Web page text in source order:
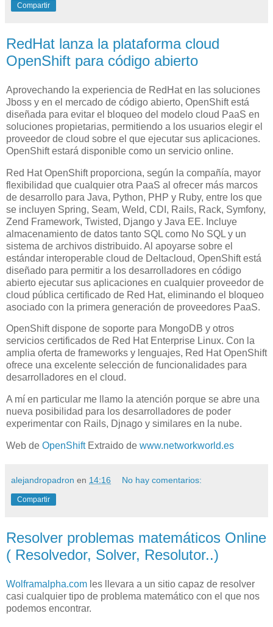
Compartir
RedHat lanza la plataforma cloud
OpenShift para código abierto
Aprovechando la experiencia de RedHat en las soluciones
Jboss y en el mercado de código abierto, OpenShift está
diseñada para evitar el bloqueo del modelo cloud PaaS en
soluciones propietarias, permitiendo a los usuarios elegir el
proveedor de cloud sobre el que ejecutar sus aplicaciones.
OpenShift estará disponible como un servicio online.
Red Hat OpenShift proporciona, según la compañía, mayor
flexibilidad que cualquier otra PaaS al ofrecer más marcos
de desarrollo para Java, Python, PHP y Ruby, entre los que
se incluyen Spring, Seam, Weld, CDI, Rails, Rack, Symfony,
Zend Framework, Twisted, Django y Java EE. Incluye
almacenamiento de datos tanto SQL como No SQL y un
sistema de archivos distribuido. Al apoyarse sobre el
estándar interoperable cloud de Deltacloud, OpenShift está
diseñado para permitir a los desarrolladores en código
abierto ejecutar sus aplicaciones en cualquier proveedor de
cloud pública certificado de Red Hat, eliminando el bloqueo
asociado con la primera generación de proveedores PaaS.
OpenShift dispone de soporte para MongoDB y otros
servicios certificados de Red Hat Enterprise Linux. Con la
amplia oferta de frameworks y lenguajes, Red Hat OpenShift
ofrece una excelente selección de funcionalidades para
desarrolladores en el cloud.
A mí en particular me llamo la atención porque se abre una
nueva posibilidad para los desarrolladores de poder
experimentar con Rails, Djnago y similares en la nube.
Web de OpenShiftExtraido de www.networkworld.es
alejandropadron en 14:16 No hay comentarios:
Compartir
Resolver problemas matemáticos Online
( Resolvedor, Solver, Resolutor..)
Wolframalpha.com les llevara a un sitio capaz de resolver
casi cualquier tipo de problema matemático con el que nos
podemos encontrar.